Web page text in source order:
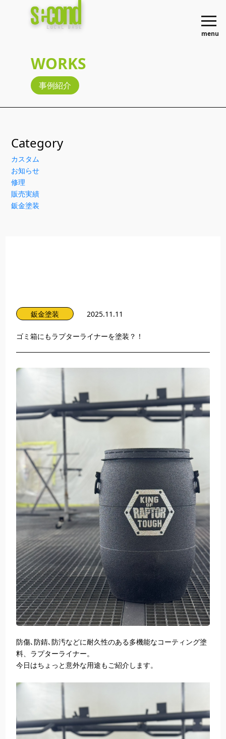
menu
事例紹介
WORKS
Category
カスタム
お知らせ
修理
販売実績
鈑金塗装
ゴミ箱にもラプターライナーを塗装？！
2025.11.11
鈑金塗装
防傷､防錆､防汚などに耐久性のある多機能なコーティング塗
料、ラプターライナー。
今日はちょっと意外な用途もご紹介します。